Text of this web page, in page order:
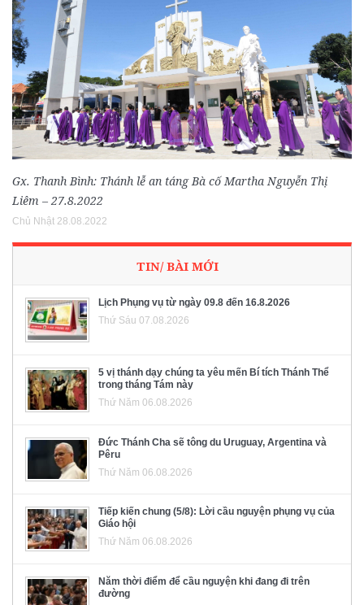
Gx. Thanh Bình: Thánh lễ an táng Bà cố Martha Nguyễn Thị
Liêm – 27.8.2022
Chủ Nhật 28.08.2022
TIN/ BÀI MỚI
Lịch Phụng vụ từ ngày 09.8 đến 16.8.2026
Thứ Sáu 07.08.2026
5 vị thánh dạy chúng ta yêu mến Bí tích Thánh Thể
trong tháng Tám này
Thứ Năm 06.08.2026
Đức Thánh Cha sẽ tông du Uruguay, Argentina và
Pêru
Thứ Năm 06.08.2026
Tiếp kiến chung (5/8): Lời cầu nguyện phụng vụ của
Giáo hội
Thứ Năm 06.08.2026
Năm thời điểm để cầu nguyện khi đang đi trên
đường